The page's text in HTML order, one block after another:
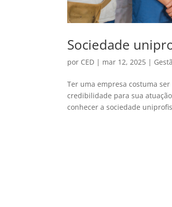
Sociedade
por CED | mar 12, 2025 |
Ter uma empresa costuma
credibilidade para sua
conhecer a sociedade